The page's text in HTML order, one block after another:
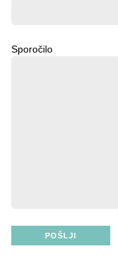
Sporočilo